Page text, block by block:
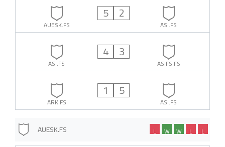
AUESK.FS
5 2
ASI.FS
ASI.FS
4 3
ASIFS.FS
ARK.FS
1 5
ASI.FS
AUESK.FS L
L
W
W
L